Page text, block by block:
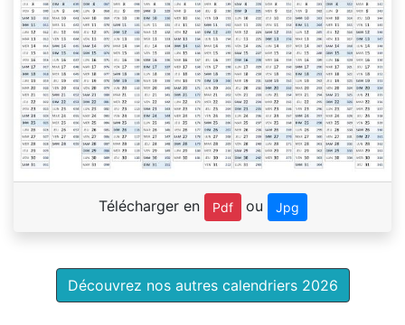
Télécharger en Pdf ou Jpg
Découvrez nos autres calendriers 2026